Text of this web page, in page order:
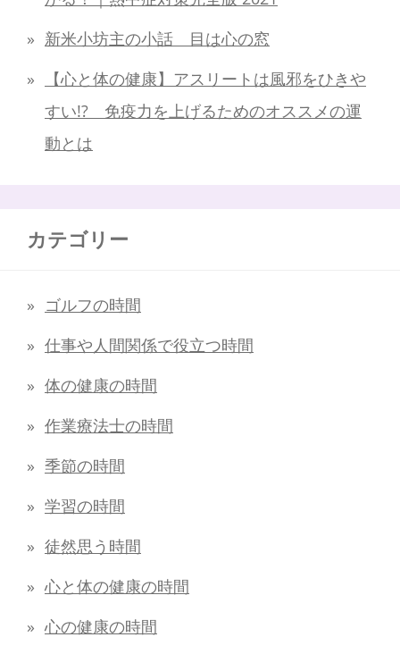
新米小坊主の小話 目は心の窓
【心と体の健康】アスリートは風邪をひきや
すい!? 免疫力を上げるためのオススメの運
動とは
カテゴリー
ゴルフの時間
仕事や人間関係で役立つ時間
体の健康の時間
作業療法士の時間
季節の時間
学習の時間
徒然思う時間
心と体の健康の時間
心の健康の時間